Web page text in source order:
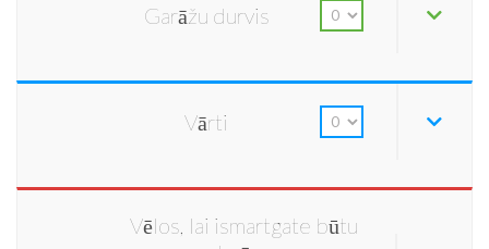
Garāžu durvis
Vārti
Vēlos, lai ismartgate būtu